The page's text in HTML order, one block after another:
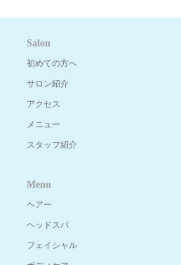
Salon
初めての方へ
サロン紹介
アクセス
メニュー
スタッフ紹介
Menu
ヘアー
ヘッドスパ
フェイシャル